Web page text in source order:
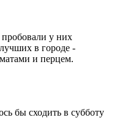
у них
в городе -
и перцем.
бы сходить в субботу